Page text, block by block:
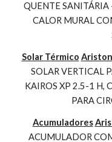
QUENTE
CALOR MURAL
Solar Térmico Ariston
SOLAR VERTICAL
KAIROS XP 2.5-1 H,
PARA
Acumuladores
ACUMULADOR